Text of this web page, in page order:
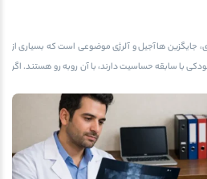
جایگزین هاآجیل و آلرژی موضوعی است که بسیاری از
با سابقه حساسیت دارند، با آن روبه رو هستند. اگر
دقیق درباره این موضوع می تواند به سلامت شما و
معتبر خرید انواع آجیل ها، پسته، بادام، تخمه ها،
ضمن آموزش تخصصی، نکات خرید ایمن نیز خواهید
آنآلرژی غذایی زمانی رخ می دهد که سیستم ایمنی